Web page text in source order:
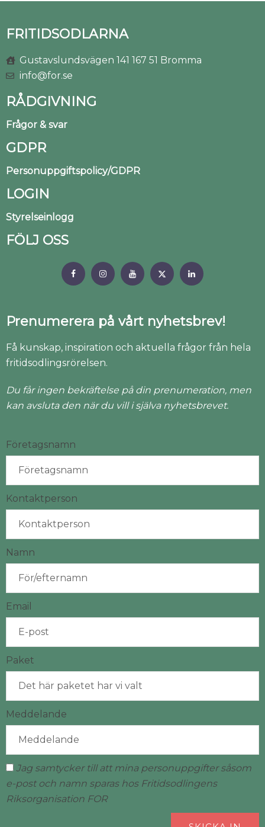
FRITIDSODLARNA
Gustavslundsvägen 141 167 51 Bromma
info@for.se
RÅDGIVNING
Frågor & svar
GDPR
Personuppgiftspolicy/GDPR
LOGIN
Styrelseinlogg
FÖLJ OSS
Prenumerera på vårt nyhetsbrev!
Få kunskap, inspiration och aktuella frågor från hela
fritidsodlingsrörelsen.
Du får ingen bekräftelse på din prenumeration, men
kan avsluta den när du vill i själva nyhetsbrevet.
Företagsnamn
Kontaktperson
Namn
Email
Paket
Meddelande
Jag samtycker till att mina personuppgifter såsom
e-post och namn sparas hos Fritidsodlingens
Riksorganisation FOR